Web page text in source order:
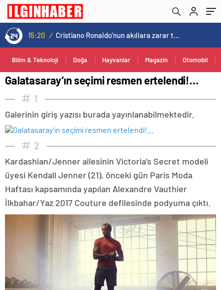
15:20 / Cristiano Ronaldo’nun akıllara zarar tüm kariyerinin istatistiğini çıkardık !
Bilim & Teknoloji Doğa Hayvanlar Magazin Otomobil
Galatasaray’ın seçimi resmen ertelendi!…
1
Galerinin giriş yazısı burada yayınlanabilmektedir.
2
Kardashian/Jenner ailesinin Victoria’s Secret modeli
üyesi Kendall Jenner (21), önceki gün Paris Moda
Haftası kapsamında yapılan Alexandre Vauthier
İlkbahar/Yaz 2017 Couture defilesinde podyuma çıktı.